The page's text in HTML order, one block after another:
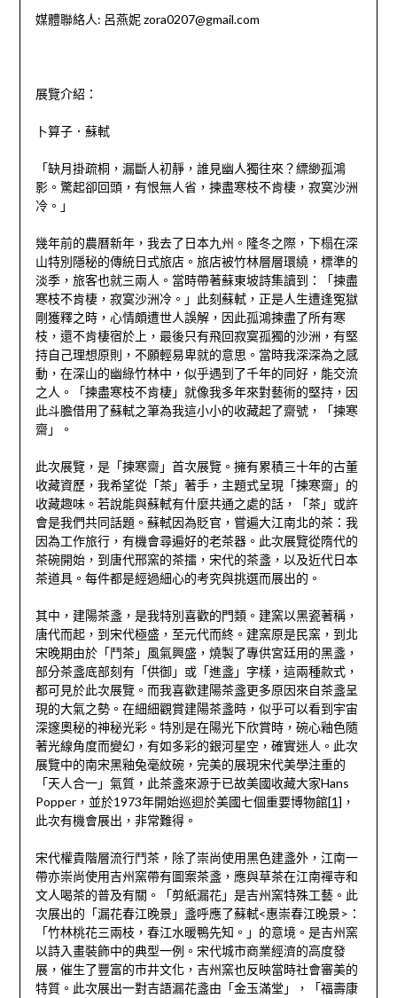
媒體聯絡人: 呂燕妮 zora0207@gmail.com
展覽介紹：
卜算子．蘇軾
「缺月掛疏桐，漏斷人初靜，誰見幽人獨往來？縹緲孤鴻
影。驚起卻回頭，有恨無人省，揀盡寒枝不肯棲，寂寞沙洲
冷。」
幾年前的農曆新年，我去了日本九州。隆冬之際，下榻在深
山特別隱秘的傳統日式旅店。旅店被竹林層層環繞，標準的
淡季，旅客也就三兩人。當時帶著蘇東坡詩集讀到：「揀盡
寒枝不肯棲，寂寞沙洲冷。」此刻蘇軾，正是人生遭逢冤獄
剛獲釋之時，心情頗遭世人誤解，因此孤鴻揀盡了所有寒
枝，還不肯棲宿於上，最後只有飛回寂寞孤獨的沙洲，有堅
持自己理想原則，不願輕易卑就的意思。當時我深深為之感
動，在深山的幽綠竹林中，似乎遇到了千年的同好，能交流
之人。「揀盡寒枝不肯棲」就像我多年來對藝術的堅持，因
此斗膽借用了蘇軾之筆為我這小小的收藏起了齋號，「揀寒
齋」。
此次展覽，是「揀寒齋」首次展覽。擁有累積三十年的古董
收藏資歷，我希望從「茶」著手，主題式呈現「揀寒齋」的
收藏趣味。若說能與蘇軾有什麼共通之處的話，「茶」或許
會是我們共同話題。蘇軾因為貶官，嘗遍大江南北的茶：我
因為工作旅行，有機會尋遍好的老茶器。此次展覽從隋代的
茶碗開始，到唐代邢窯的茶擂，宋代的茶盞，以及近代日本
茶道具。每件都是經過細心的考究與挑選而展出的。
其中，建陽茶盞，是我特別喜歡的門類。建窯以黑瓷著稱，
唐代而起，到宋代極盛，至元代而終。建窯原是民窯，到北
宋晚期由於「鬥茶」風氣興盛，燒製了專供宮廷用的黑盞，
部分茶盞底部刻有「供御」或「進盞」字樣，這兩種款式，
都可見於此次展覽。而我喜歡建陽茶盞更多原因來自茶盞呈
現的大氣之勢。在細細觀賞建陽茶盞時，似乎可以看到宇宙
深邃奧秘的神秘光彩。特別是在陽光下欣賞時，碗心釉色隨
著光線角度而變幻，有如多彩的銀河星空，確實迷人。此次
展覽中的南宋黑釉兔毫紋碗，完美的展現宋代美學注重的
「天人合一」氣質，此茶盞來源于已故美國收藏大家Hans
Popper，並於1973年開始巡迴於美國七個重要博物館[1] ，
此次有機會展出，非常難得。
宋代權貴階層流行鬥茶，除了崇尚使用黑色建盞外，江南一
帶亦崇尚使用吉州窯帶有圖案茶盞，應與草茶在江南禪寺和
文人喝茶的普及有關。「剪紙漏花」是吉州窯特殊工藝。此
次展出的「漏花春江晚景」盞呼應了蘇軾<惠崇春江晚景>：
「竹林桃花三兩枝，春江水暖鴨先知。」的意境。是吉州窯
以詩入畫裝飾中的典型一例。宋代城市商業經濟的高度發
展，催生了豐富的市井文化，吉州窯也反映當時社會審美的
特質。此次展出一對吉語漏花盞由「金玉滿堂」，「福壽康